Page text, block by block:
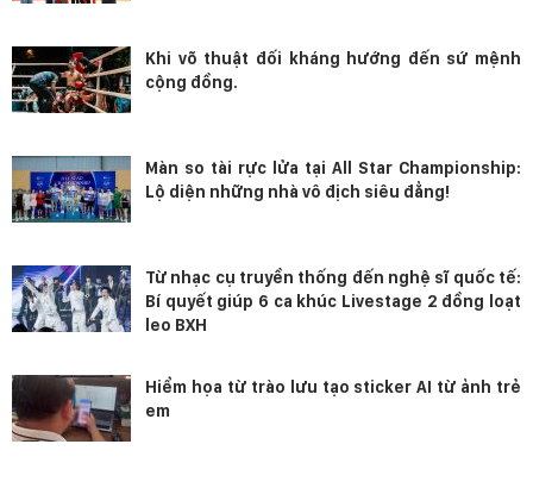
Khi võ thuật đối kháng hướng đến sứ mệnh
cộng đồng.
Màn so tài rực lửa tại All Star Championship:
Lộ diện những nhà vô địch siêu đẳng!
Từ nhạc cụ truyền thống đến nghệ sĩ quốc tế:
Bí quyết giúp 6 ca khúc Livestage 2 đồng loạt
leo BXH
Hiểm họa từ trào lưu tạo sticker AI từ ảnh trẻ
em